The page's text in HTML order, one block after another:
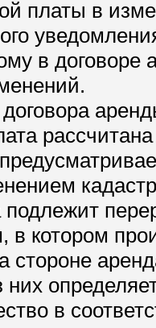
платы в
в
в котором
стороне
них
в